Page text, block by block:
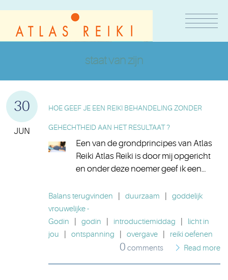
staat van zijn
30
JUN
HOE GEEF JE EEN REIKI BEHANDELING ZONDER
GEHECHTHEID AAN HET RESULTAAT ?
Een van de grondprincipes van Atlas
Reiki Atlas Reiki is door mij opgericht
en onder deze noemer geef ik een…
Balans terugvinden duurzaam
goddelijk
vrouwelijke -
Godin
godin introductiemiddag
licht in
jou
ontspanning overgave reiki oefenen
0 comments Read more